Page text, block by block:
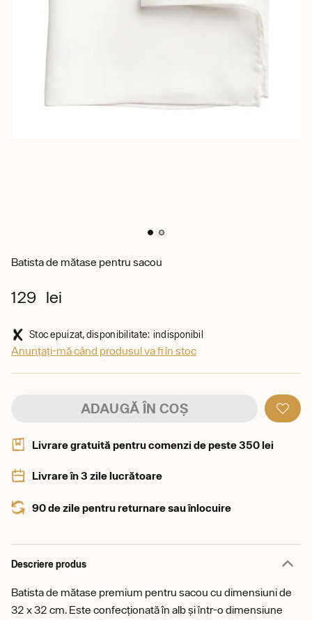
Batista de mătase pentru sacou
129 lei
Stoc epuizat, disponibilitate: indisponibil
Anunțați-mă când produsul va fi în stoc
ADAUGĂ ÎN COȘ
Livrare gratuită pentru comenzi de peste 350 lei
Livrare în 3 zile lucrătoare
90 de zile pentru returnare sau înlocuire
Descriere produs
Batista de mătase premium pentru sacou cu dimensiuni de
32 x 32 cm. Este confecționată în alb și într-o dimensiune